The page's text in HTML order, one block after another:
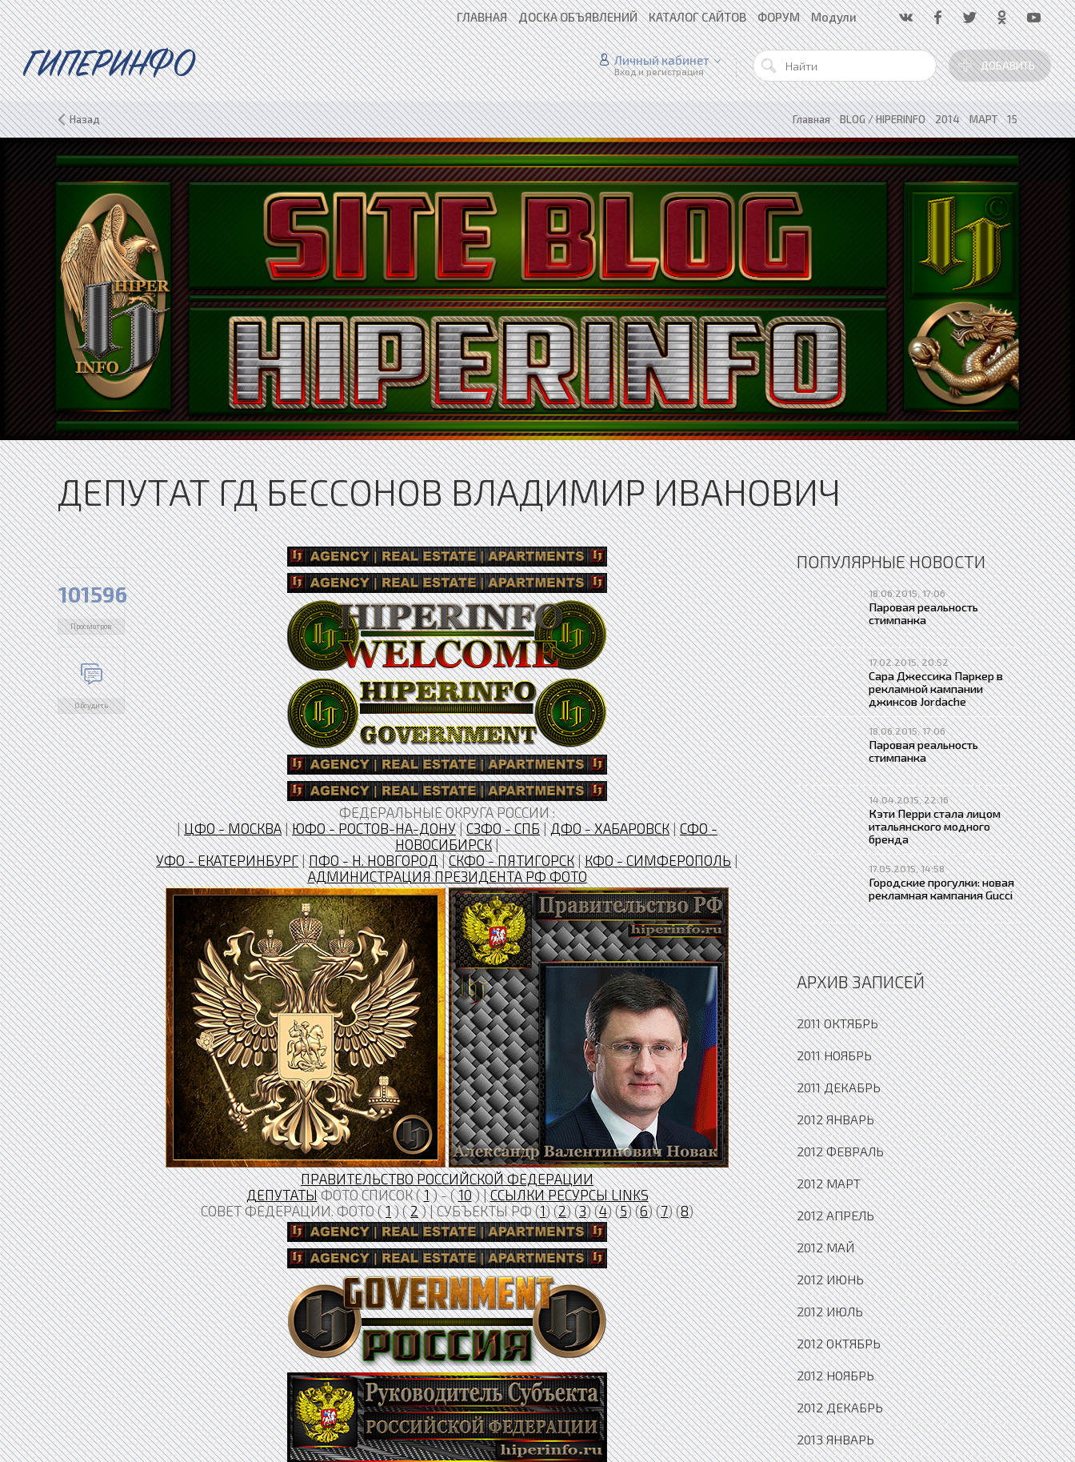
ГЛАВНАЯ ДОСКА ОБЪЯВЛЕНИЙ КАТАЛОГ САЙТОВ ФОРУМ Модули
ГИПЕРИНФО ДОБАВИТЬ
Личный кабинет
Вход и регистрация
Назад Главная»BLOG / HIPERINFO»2014»МАРТ»15
ДЕПУТАТ ГД БЕССОНОВ ВЛАДИМИР ИВАНОВИЧ
101596
Просмотров
Обсудить
ФЕДЕРАЛЬНЫЕ ОКРУГА РОССИИ :
|ЦФО - МОСКВА|ЮФО - РОСТОВ-НА-ДОНУ|СЗФО - СПБ|ДФО - ХАБАРОВСК|СФО -
НОВОСИБИРСК|
УФО - ЕКАТЕРИНБУРГ|ПФО - Н. НОВГОРОД|CКФО - ПЯТИГОРСК|КФО - СИМФЕРОПОЛЬ|
АДМИНИСТРАЦИЯ ПРЕЗИДЕНТА РФ ФОТО
ПРАВИТЕЛЬСТВО РОССИЙСКОЙ ФЕДЕРАЦИИ
ДЕПУТАТЫФОТО СПИСОК (1) - (10) |ССЫЛКИ РЕСУРСЫ LINKS
СОВЕТ ФЕДЕРАЦИИ. ФОТО (1) (2) | СУБЪЕКТЫ РФ (1) (2) (3) (4) (5) (6) (7) (8)
ПОПУЛЯРНЫЕ НОВОСТИ
18.06.2015, 17:06
Паровая реальность
стимпанка
17.02.2015, 20:52
Сара Джессика Паркер в
рекламной кампании
джинсов Jordache
18.06.2015, 17:06
Паровая реальность
стимпанка
14.04.2015, 22:16
Кэти Перри стала лицом
итальянского модного
бренда
17.05.2015, 14:58
Городские прогулки: новая
рекламная кампания Gucci
АРХИВ ЗАПИСЕЙ
2011 ОКТЯБРЬ
2011 НОЯБРЬ
2011 ДЕКАБРЬ
2012 ЯНВАРЬ
2012 ФЕВРАЛЬ
2012 МАРТ
2012 АПРЕЛЬ
2012 МАЙ
2012 ИЮНЬ
2012 ИЮЛЬ
2012 ОКТЯБРЬ
2012 НОЯБРЬ
2012 ДЕКАБРЬ
2013 ЯНВАРЬ